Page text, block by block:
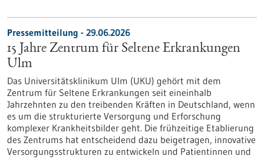
Pressemitteilung - 29.06.2026
15 Jahre Zentrum für Seltene Erkrankungen
Ulm
Das Universitätsklinikum Ulm (UKU) gehört mit dem
Zentrum für Seltene Erkrankungen seit eineinhalb
Jahrzehnten zu den treibenden Kräften in Deutschland, wenn
es um die strukturierte Versorgung und Erforschung
komplexer Krankheitsbilder geht. Die frühzeitige Etablierung
des Zentrums hat entscheidend dazu beigetragen, innovative
Versorgungsstrukturen zu entwickeln und Patientinnen und